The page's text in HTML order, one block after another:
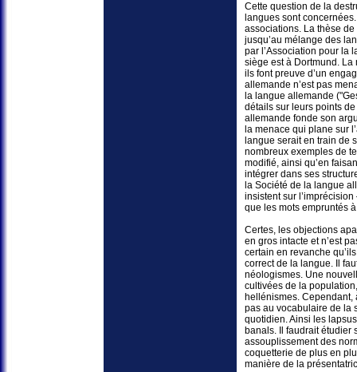
Cette question de la
langues sont
associations. La thèse
jusqu’au mélange des
par l’Association pour la
siège est à Dortmund.
ils font preuve d’un
allemande n’est pas
la langue allemande
détails sur leurs points
allemande fonde son
la menace qui plane sur
langue serait en train de
nombreux exemples de
modifié, ainsi qu’en
intégrer dans ses
la Société de la langue
insistent sur
que les mots empruntés
Certes, les objections
en gros intacte et n’est
certain en revanche
correct de la langue. Il
néologismes. Une
cultivées de la
hellénismes. Cependant,
pas au vocabulaire de la
quotidien. Ainsi les
banals. Il faudrait étudier
assouplissement des
coquetterie de plus en
manière de la